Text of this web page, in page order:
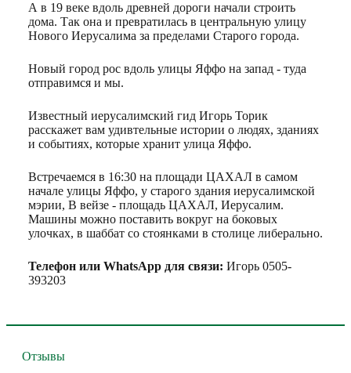
А в 19 веке вдоль древней дороги начали строить
дома. Так она и превратилась в центральную улицу
Нового Иерусалима за пределами Старого города.
Новый город рос вдоль улицы Яффо на запад - туда
отправимся и мы.
Известный иерусалимский гид Игорь Торик
расскажет вам удивтельные истории о людях, зданиях
и событиях, которые хранит улица Яффо.
Встречаемся в 16:30 на площади ЦАХАЛ в самом
начале улицы Яффо, у старого здания иерусалимской
мэрии, В вейзе - площадь ЦАХАЛ, Иерусалим.
Машины можно поставить вокруг на боковых
улочках, в шаббат со стоянками в столице либерально.
Телефон или WhatsApp для связи: Игорь 0505-
393203
Отзывы